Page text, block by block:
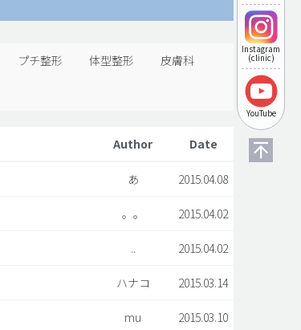
Instagram
(clinic)
YouTube
プチ整形 体型整形 皮膚科
Author Date
あ 2015.04.08
。。 2015.04.02
.. 2015.04.02
ハナコ 2015.03.14
mu 2015.03.10